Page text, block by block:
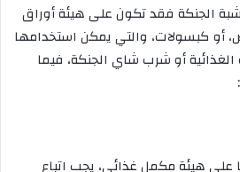
الجنكة فقد تكون على هيئة أوراق
أو كبسولات، والتي يمكن استخدامها
أو شرب شاي الجنكة، فيما
على هيئة مكمل غذائي، يجب اتباع